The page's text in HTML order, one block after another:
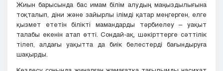
Жиын барысында бас имам білім алудың маңыздылығына
тоқталып, діни және зайырлы ілімді қатар меңгерген, елге
қызмет ететін білікті мамандарды тәрбиелеу – уақыт
талабы екенін атап өтті. Сондай-ақ, шәкірттерге сәттілік
тілеп, алдағы уақытта да биік белестерді бағындыруға
шақырды.